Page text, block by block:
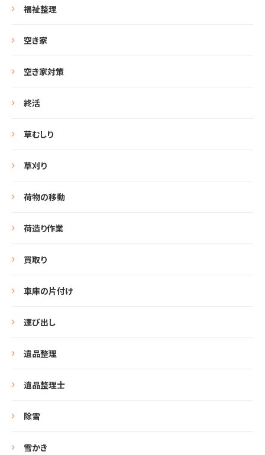
福祉整理
空き家
空き家対策
終活
草むしり
草刈り
荷物の移動
荷造り作業
買取り
車庫の片付け
運び出し
遺品整理
遺品整理士
除雪
雪かき